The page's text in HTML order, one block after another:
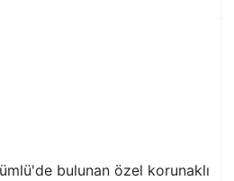
bulunan özel korunaklı